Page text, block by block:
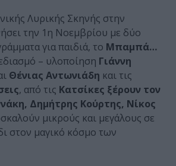
Λυρικής Σκηνής στην
την 1η Νοεμβρίου με δύο
για παιδιά, το Μπαμπά…
– υλοποίηση Γιάννη
Θένιας Αντωνιάδη και τις
, από τις Κατσίκες ξέρουν τον
Δημήτρης Κούρτης, Νίκος
μικρούς και μεγάλους σε
στον μαγικό κόσμο των